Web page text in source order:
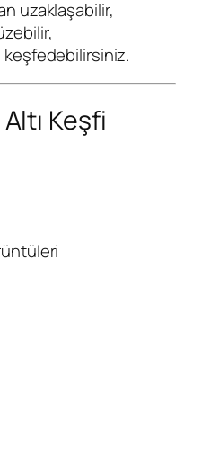
uzaklaşabilir,
Keşfi